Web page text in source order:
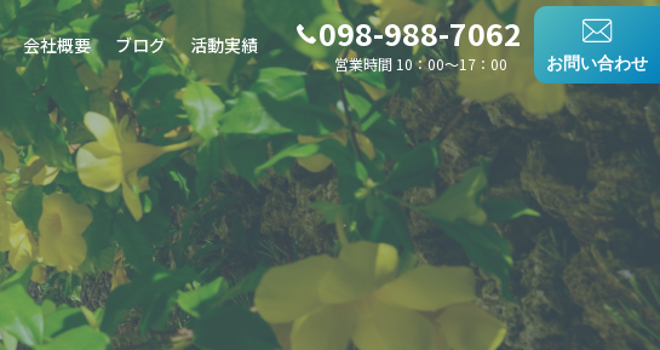
会社概要 ブログ 活動実績 098-988-7062
営業時間 10：00〜17：00 お問い合わせ